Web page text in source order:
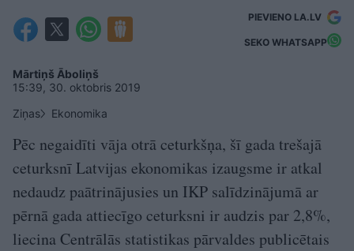
PIEVIENO LA.LV
SEKO WHATSAPP
Mārtiņš Āboliņš
15:39, 30. oktobris 2019
Ziņas
Ekonomika
Pēc negaidīti vāja otrā ceturkšņa, šī gada trešajā
ceturksnī Latvijas ekonomikas izaugsme ir atkal
nedaudz paātrinājusies un IKP salīdzinājumā ar
pērnā gada attiecīgo ceturksni ir audzis par 2,8%,
liecina Centrālās statistikas pārvaldes publicētais